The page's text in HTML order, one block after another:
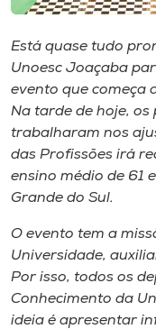
Museu
Unoesc
Store
Selecione
Está quase tudo
Unoesc Joaçaba
evento que começa
Na tarde de hoje,
trabalharam nos
das Profissões irá
ensino médio de 61
Grande do Sul.
O evento tem a
Universidade,
Por isso, todos os
Conhecimento da
ideia é apresentar